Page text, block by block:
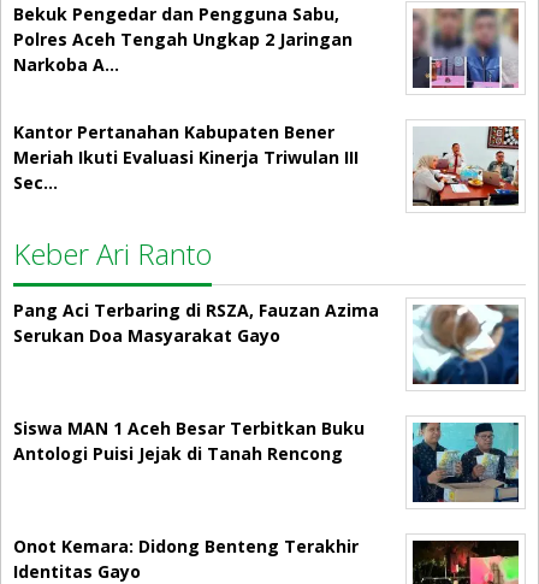
Bekuk Pengedar dan Pengguna Sabu,
Polres Aceh Tengah Ungkap 2 Jaringan
Narkoba A…
Kantor Pertanahan Kabupaten Bener
Meriah Ikuti Evaluasi Kinerja Triwulan III
Sec…
Keber Ari Ranto
Pang Aci Terbaring di RSZA, Fauzan Azima
Serukan Doa Masyarakat Gayo
Siswa MAN 1 Aceh Besar Terbitkan Buku
Antologi Puisi Jejak di Tanah Rencong
Onot Kemara: Didong Benteng Terakhir
Identitas Gayo